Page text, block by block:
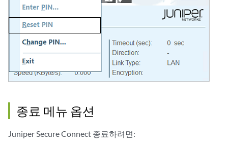
종료 메뉴 옵션
Juniper Secure Connect 종료하려면: